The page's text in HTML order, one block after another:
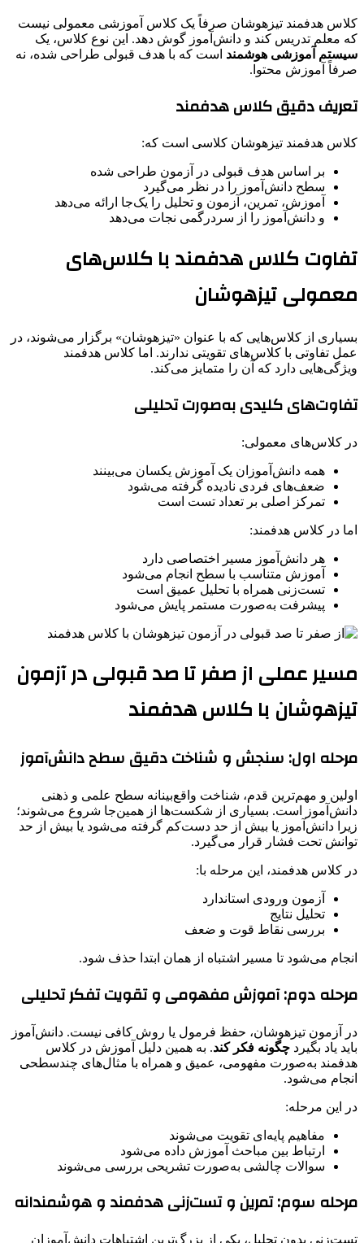
کلاس هدفمند تیزهوشان صرفاً یک کلاس آموزشی معمولی نیست
که معلم تدریس کند و دانش‌آموز گوش دهد. این نوع کلاس، یک
سیستم آموزشی هوشمند است که با هدف قبولی طراحی شده، نه
صرفاً آموزش محتوا.
تعریف دقیق کلاس هدفمند
کلاس هدفمند تیزهوشان کلاسی است که:
بر اساس هدف قبولی در آزمون طراحی شده
سطح دانش‌آموز را در نظر می‌گیرد
آموزش، تمرین، آزمون و تحلیل را یک‌جا ارائه می‌دهد
و دانش‌آموز را از سردرگمی نجات می‌دهد
تفاوت کلاس هدفمند با کلاس‌های
معمولی تیزهوشان
بسیاری از کلاس‌هایی که با عنوان «تیزهوشان» برگزار می‌شوند، در
عمل تفاوتی با کلاس‌های تقویتی ندارند. اما کلاس هدفمند
ویژگی‌هایی دارد که آن را متمایز می‌کند.
تفاوت‌های کلیدی به‌صورت تحلیلی
در کلاس‌های معمولی:
همه دانش‌آموزان یک آموزش یکسان می‌بینند
ضعف‌های فردی نادیده گرفته می‌شود
تمرکز اصلی بر تعداد تست است
اما در کلاس هدفمند:
هر دانش‌آموز مسیر اختصاصی دارد
آموزش متناسب با سطح انجام می‌شود
تست‌زنی همراه با تحلیل عمیق است
پیشرفت به‌صورت مستمر پایش می‌شود
مسیر عملی از صفر تا صد قبولی در آزمون
تیزهوشان با کلاس هدفمند
مرحله اول: سنجش و شناخت دقیق سطح دانش‌آموز
اولین و مهم‌ترین قدم، شناخت واقع‌بینانه سطح علمی و ذهنی
دانش‌آموز است. بسیاری از شکست‌ها از همین‌جا شروع می‌شوند؛
زیرا دانش‌آموز یا بیش از حد دست‌کم گرفته می‌شود یا بیش از حد
توانش تحت فشار قرار می‌گیرد.
در کلاس هدفمند، این مرحله با:
آزمون ورودی استاندارد
تحلیل نتایج
بررسی نقاط قوت و ضعف
انجام می‌شود تا مسیر اشتباه از همان ابتدا حذف شود.
مرحله دوم: آموزش مفهومی و تقویت تفکر تحلیلی
در آزمون تیزهوشان، حفظ فرمول یا روش کافی نیست. دانش‌آموز
باید یاد بگیرد چگونه فکر کند. به همین دلیل آموزش در کلاس
هدفمند به‌صورت مفهومی، عمیق و همراه با مثال‌های چندسطحی
انجام می‌شود.
در این مرحله:
مفاهیم پایه‌ای تقویت می‌شوند
ارتباط بین مباحث آموزش داده می‌شود
سوالات چالشی به‌صورت تشریحی بررسی می‌شوند
مرحله سوم: تمرین و تست‌زنی هدفمند و هوشمندانه
تست‌زنی بدون تحلیل، یکی از بزرگ‌ترین اشتباهات دانش‌آموزان